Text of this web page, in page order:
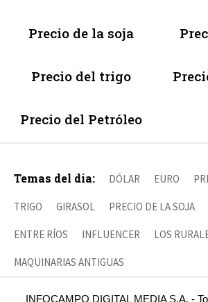
Precio de la soja
Precio del trigo
Precio del Petróleo
Temas del día: DÓLAR EURO
TRIGO GIRASOL PRECIO DE LA SOJA
ENTRE RÍOS INFLUENCER LOS
MAQUINARIAS ANTIGUAS
INFOCAMPO DIGITAL MEDIA S.A. -